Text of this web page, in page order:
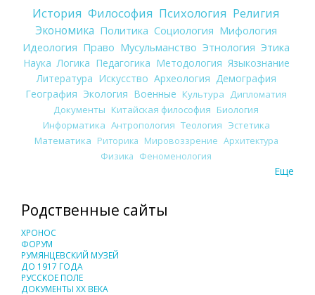
История Философия Психология Религия
Экономика Политика Социология Мифология
Идеология Право Мусульманство Этнология Этика
Наука Логика Педагогика Методология Языкознание
Литература Искусство Археология Демография
География Экология Военные Культура Дипломатия
Документы Китайская философия Биология
Информатика Антропология Теология Эстетика
Математика Риторика Мировоззрение Архитектура
Физика Феноменология
Еще
Родственные сайты
ХРОНОС
ФОРУМ
РУМЯНЦЕВСКИЙ МУЗЕЙ
ДО 1917 ГОДА
РУССКОЕ ПОЛЕ
ДОКУМЕНТЫ XX ВЕКА